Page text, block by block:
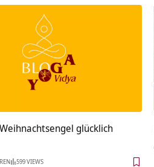
glücklich
599 VIEWS